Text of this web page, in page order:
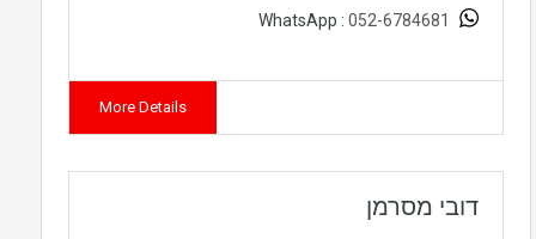
052-6784681
More Details
דובי מסרמן